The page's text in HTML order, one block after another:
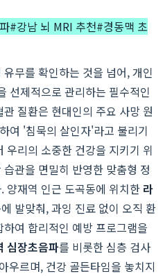
#강남 뇌 MRI 추천#경동맥 초
무를 확인하는 것을 넘어, 개인
선제적으로 관리하는 필수적인
질환은 현대인의 주요 사망 원
여 '침묵의 살인자'라고 불리기
우리의 소중한 건강을 지키기 위
관을 면밀히 반영한 맞춤형 정
양재역 인근 도곡동에 위치한 라
발맞춰, 과잉 진료 없이 오직 환
여 합리적인 예방 프로그램을
심장초음파를 비롯한 심층 검사
우르며, 건강 골든타임을 놓치지